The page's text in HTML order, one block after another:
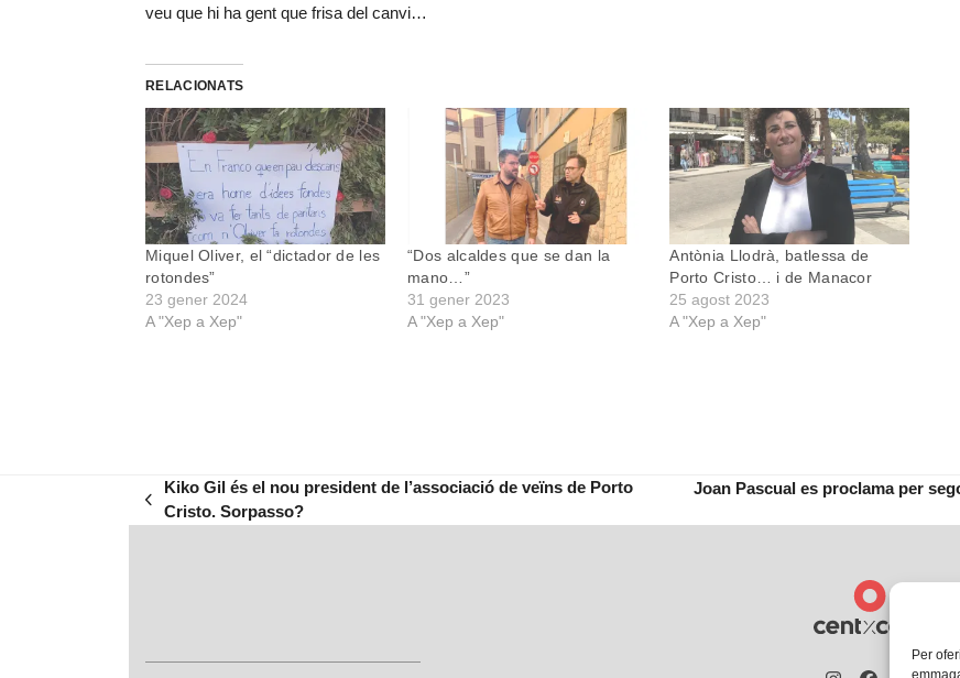
Per
veu que hi ha gent que frisa del canvi…
RELACIONATS
Miquel Oliver, el “dictador de les
rotondes”
23 gener 2024
A "Xep a Xep"
“Dos alcaldes que se dan la
mano…”
31 gener 2023
A "Xep a Xep"
Antònia Llodrà, batlessa de
Porto Cristo… i de Manacor
25 agost 2023
A "Xep a Xep"
previous
Kiko Gil és el nou president de l’associació de veïns de Porto
Cristo. Sorpasso?
Joan Pascual es proclama per